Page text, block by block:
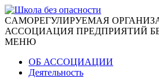
CАМОРЕГУЛИРУЕМАЯ
АССОЦИАЦИЯ ПРЕДПРИЯТИЙ
МЕНЮ
ОБ АССОЦИАЦИИ
Деятельность